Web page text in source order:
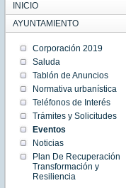
INICIO
AYUNTAMIENTO
Corporación 2019
Saluda
Tablón de Anuncios
Normativa urbanística
Teléfonos de Interés
Trámites y Solicitudes
Eventos
Noticias
Plan De Recuperación
Transformación y
Resiliencia